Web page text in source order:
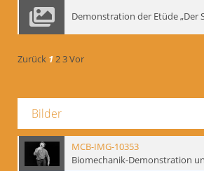
Zurück 123Vor
Bilder
MCB-IMG-10353